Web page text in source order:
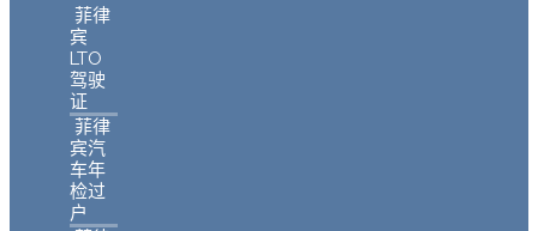
菲律
宾
LTO
驾驶
证
菲律
宾汽
车年
检过
户